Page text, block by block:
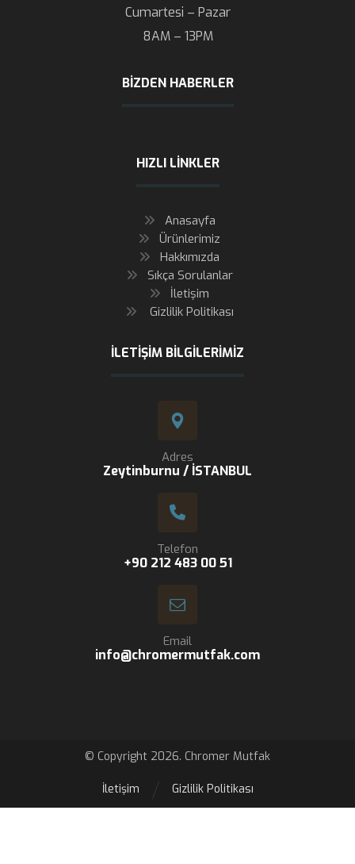
Cumartesi – Pazar
8AM – 13PM
BIZDEN HABERLER
HIZLI LINKLER
Anasayfa
Ürünlerimiz
Hakkımızda
Sıkça Sorulanlar
İletişim
Gizlilik Politikası
İLETIŞIM BILGILERIMIZ
Adres
Zeytinburnu / İSTANBUL
Telefon
+90 212 483 00 51
Email
info@chromermutfak.com
© Copyright 2026. Chromer Mutfak
Gizlilik Politikası
İletişim